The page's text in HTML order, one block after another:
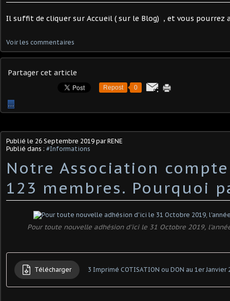
Il suffit de cliquer sur Accueil ( sur le Blog) , et vous pourrez
Voir les commentaires
Partager cet article
Repost 0
…
Publié le 26 Septembre 2019 par RENE
Publié dans : #Informations
Notre Association
123 membres. Pourquoi
Pour toute nouvelle adhésion d'ici le 31 Octobre 2019,
Télécharger 3 Imprimé COTISATION ou DON au 1er Janvier